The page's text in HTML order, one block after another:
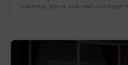
vakantie, zijn er ook veel woningen